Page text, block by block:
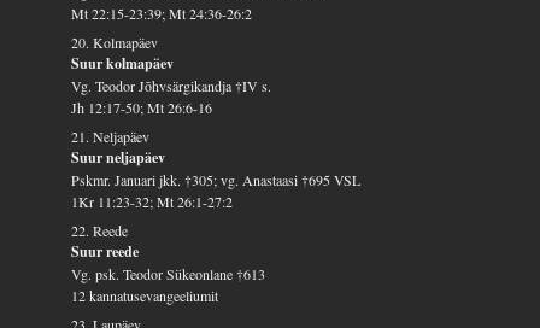
Mt 22:15-23:39; Mt 24:36-26:2
20. Kolmapäev
Suur kolmapäev
Vg. Teodor Jõhvsärgikandja †IV s.
Jh 12:17-50; Mt 26:6-16
21. Neljapäev
Suur neljapäev
Pskmr. Januari jkk. †305; vg. Anastaasi †695 VSL
1Kr 11:23-32; Mt 26:1-27:2
22. Reede
Suur reede
Vg. psk. Teodor Sükeonlane †613
12 kannatusevangeeliumit
23. Laupäev